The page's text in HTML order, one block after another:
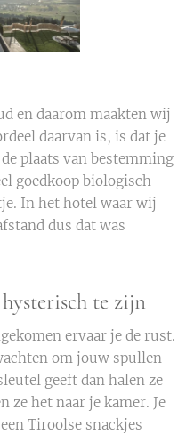
en daarom maakten wij
daarvan is, is dat je
plaats van bestemming
goedkoop biologisch
In het hotel waar wij
dus dat was
te zijn
ervaar je de rust.
om jouw spullen
geeft dan halen ze
ze het naar je kamer. Je
Tiroolse snackjes